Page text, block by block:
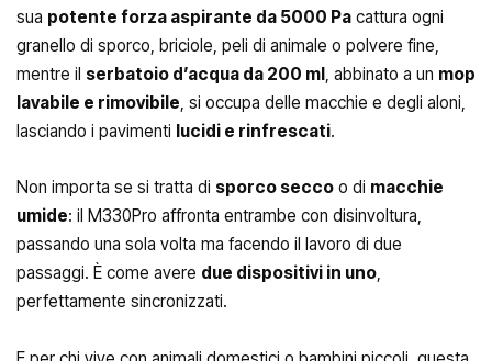
sua potente forza aspirante da 5000 Pa cattura ogni
granello di sporco, briciole, peli di animale o polvere fine,
mentre il serbatoio d’acqua da 200 ml , abbinato a un mop
lavabile e rimovibile , si occupa delle macchie e degli aloni,
lasciando i pavimenti lucidi e rinfrescati.
Non importa se si tratta di sporco secco o di macchie
umide: il M330Pro affronta entrambe con disinvoltura,
passando una sola volta ma facendo il lavoro di due
passaggi. È come avere due dispositivi in uno,
perfettamente sincronizzati.